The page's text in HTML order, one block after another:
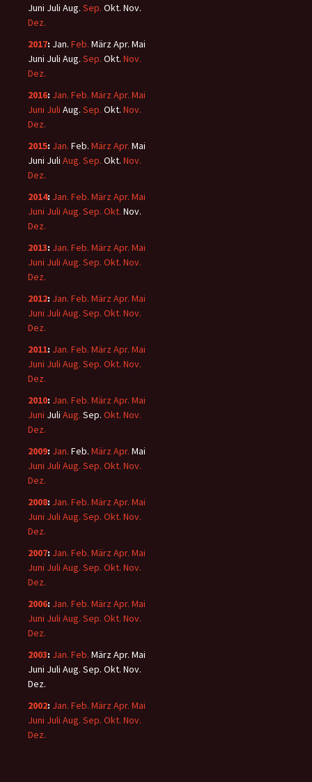
Juni Juli Aug. Sep. Okt. Nov.
Dez.
2017: Jan. Feb. MärzApr. Mai
Juni Juli Aug. Sep. Okt. Nov.
Dez.
2016: Jan. Feb. März Apr. Mai
Juni Juli Aug. Sep. Okt. Nov.
Dez.
2015: Jan. Feb. März Apr. Mai
Juni Juli Aug. Sep. Okt. Nov.
Dez.
2014: Jan. Feb. März Apr. Mai
Juni Juli Aug. Sep. Okt. Nov.
Dez.
2013: Jan. Feb. März Apr. Mai
Juni Juli Aug. Sep. Okt. Nov.
Dez.
2012: Jan. Feb. März Apr. Mai
Juni Juli Aug. Sep. Okt. Nov.
Dez.
2011: Jan. Feb. März Apr. Mai
Juni Juli Aug. Sep. Okt. Nov.
Dez.
2010: Jan. Feb. März Apr. Mai
Juni Juli Aug. Sep. Okt. Nov.
Dez.
2009: Jan. Feb. März Apr. Mai
Juni Juli Aug. Sep. Okt. Nov.
Dez.
2008: Jan. Feb. März Apr. Mai
Juni Juli Aug. Sep. Okt. Nov.
Dez.
2007: Jan. Feb. März Apr. Mai
Juni Juli Aug. Sep. Okt. Nov.
Dez.
2006: Jan. Feb. März Apr. Mai
Juni Juli Aug. Sep. Okt. Nov.
Dez.
2003: Jan. Feb. MärzApr. Mai
Juni Juli Aug. Sep. Okt. Nov.
Dez.
2002: Jan. Feb. März Apr. Mai
Juni Juli Aug. Sep. Okt. Nov.
Dez.